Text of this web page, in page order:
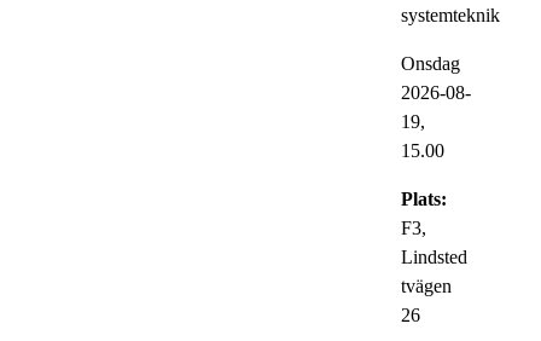
systemteknik
Onsdag
2026-08-
19,
15.00
Plats:
F3,
Lindsted
tvägen
26